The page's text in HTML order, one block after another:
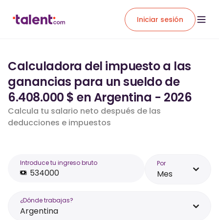
Iniciar sesión
Calculadora del impuesto a las
ganancias para un sueldo de
6.408.000 $ en Argentina - 2026
Calcula tu salario neto después de las
deducciones e impuestos
Introduce tu ingreso bruto Por
Mes
¿Dónde trabajas?
Argentina